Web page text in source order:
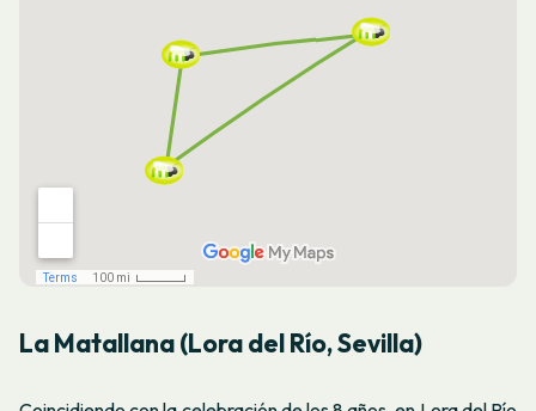
La Matallana (Lora del Río, Sevilla)